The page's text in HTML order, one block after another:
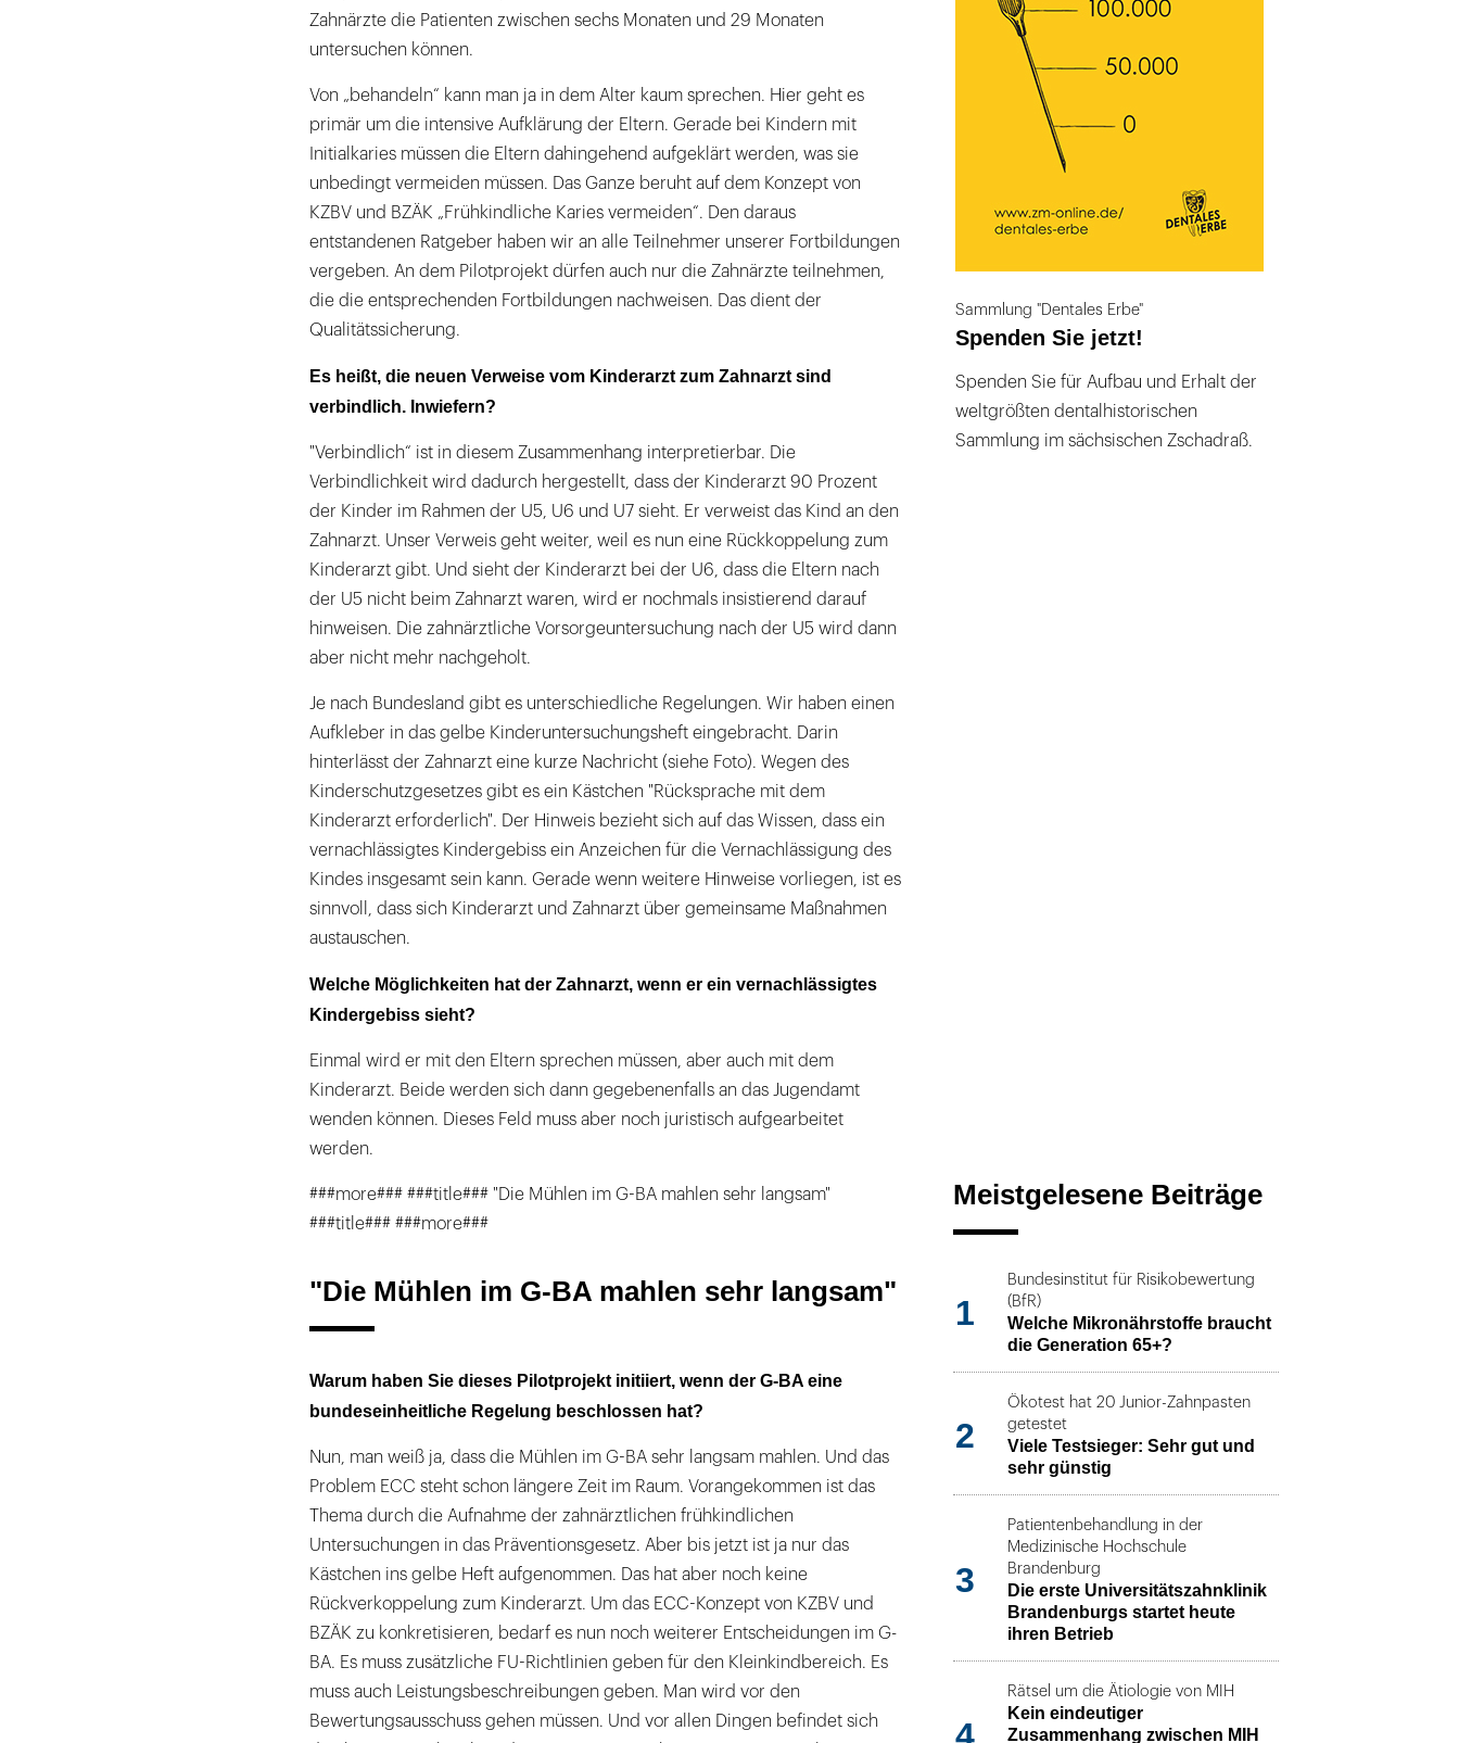
Zahnärzte die Patienten zwischen sechs Monaten und 29 Monaten
untersuchen können.
Von „behandeln“ kann man ja in dem Alter kaum sprechen. Hier geht es
primär um die intensive Aufklärung der Eltern. Gerade bei Kindern mit
Initialkaries müssen die Eltern dahingehend aufgeklärt werden, was sie
unbedingt vermeiden müssen. Das Ganze beruht auf dem Konzept von
KZBV und BZÄK „Frühkindliche Karies vermeiden“. Den daraus
entstandenen Ratgeber haben wir an alle Teilnehmer unserer Fortbildungen
vergeben. An dem Pilotprojekt dürfen auch nur die Zahnärzte teilnehmen,
die die entsprechenden Fortbildungen nachweisen. Das dient der
Qualitätssicherung.
Es heißt, die neuen Verweise vom Kinderarzt zum Zahnarzt sind
verbindlich. Inwiefern?
"Verbindlich“ ist in diesem Zusammenhang interpretierbar. Die
Verbindlichkeit wird dadurch hergestellt, dass der Kinderarzt 90 Prozent
der Kinder im Rahmen der U5, U6 und U7 sieht. Er verweist das Kind an den
Zahnarzt. Unser Verweis geht weiter, weil es nun eine Rückkoppelung zum
Kinderarzt gibt. Und sieht der Kinderarzt bei der U6, dass die Eltern nach
der U5 nicht beim Zahnarzt waren, wird er nochmals insistierend darauf
hinweisen. Die zahnärztliche Vorsorgeuntersuchung nach der U5 wird dann
aber nicht mehr nachgeholt.
Je nach Bundesland gibt es unterschiedliche Regelungen. Wir haben einen
Aufkleber in das gelbe Kinderuntersuchungsheft eingebracht. Darin
hinterlässt der Zahnarzt eine kurze Nachricht (siehe Foto). Wegen des
Kinderschutzgesetzes gibt es ein Kästchen "Rücksprache mit dem
Kinderarzt erforderlich". Der Hinweis bezieht sich auf das Wissen, dass ein
vernachlässigtes Kindergebiss ein Anzeichen für die Vernachlässigung des
Kindes insgesamt sein kann. Gerade wenn weitere Hinweise vorliegen, ist es
sinnvoll, dass sich Kinderarzt und Zahnarzt über gemeinsame Maßnahmen
austauschen.
Welche Möglichkeiten hat der Zahnarzt, wenn er ein vernachlässigtes
Kindergebiss sieht?
Einmal wird er mit den Eltern sprechen müssen, aber auch mit dem
Kinderarzt. Beide werden sich dann gegebenenfalls an das Jugendamt
wenden können. Dieses Feld muss aber noch juristisch aufgearbeitet
werden.
###more### ###title### "Die Mühlen im G-BA mahlen sehr langsam"
###title### ###more###
"Die Mühlen im G-BA mahlen sehr langsam"
Warum haben Sie dieses Pilotprojekt initiiert, wenn der G-BA eine
bundeseinheitliche Regelung beschlossen hat?
Nun, man weiß ja, dass die Mühlen im G-BA sehr langsam mahlen. Und das
Problem ECC steht schon längere Zeit im Raum. Vorangekommen ist das
Thema durch die Aufnahme der zahnärztlichen frühkindlichen
Untersuchungen in das Präventionsgesetz. Aber bis jetzt ist ja nur das
Kästchen ins gelbe Heft aufgenommen. Das hat aber noch keine
Rückverkoppelung zum Kinderarzt. Um das ECC-Konzept von KZBV und
BZÄK zu konkretisieren, bedarf es nun noch weiterer Entscheidungen im G-
BA. Es muss zusätzliche FU-Richtlinien geben für den Kleinkindbereich. Es
muss auch Leistungsbeschreibungen geben. Man wird vor den
Bewertungsausschuss gehen müssen. Und vor allen Dingen befindet sich
Sammlung "Dentales Erbe"
Spenden Sie jetzt!
Spenden Sie für Aufbau und Erhalt der
weltgrößten dentalhistorischen
Sammlung im sächsischen Zschadraß.
Meistgelesene Beiträge
1
Bundesinstitut für Risikobewertung
(BfR)
Welche Mikronährstoffe braucht
die Generation 65+?
2
Ökotest hat 20 Junior-Zahnpasten
getestet
Viele Testsieger: Sehr gut und
sehr günstig
3
Patientenbehandlung in der
Medizinische Hochschule
Brandenburg
Die erste Universitätszahnklinik
Brandenburgs startet heute
ihren Betrieb
4
Rätsel um die Ätiologie von MIH
Kein eindeutiger
Zusammenhang zwischen MIH